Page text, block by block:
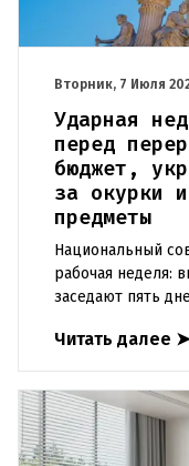
Вторник, 7 Июля
Ударная
перед
бюджет,
за окурки
предметы
Национальный
рабочая неделя:
заседают пять
важных для
Читать далее ➤